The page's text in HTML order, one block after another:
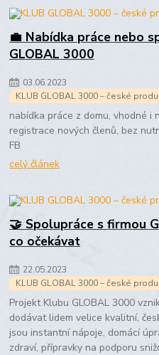
💼 Nabídka práce nebo
GLOBAL 3000
03.06.2023
KLUB GLOBAL 3000 – české
nabídka práce z domu, vhodné i
registrace nových členů, bez
FB
celý článek
🤝 Spolupráce s firmou
co očekávat
22.05.2023
KLUB GLOBAL 3000 – české
Projekt Klubu GLOBAL 3000
dodávat lidem velice kvalitní,
jsou instantní nápoje, domácí
zdraví, přípravky na podporu